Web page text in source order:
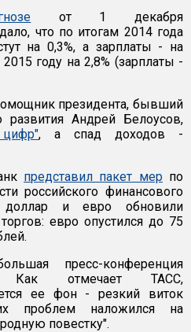
от 1 декабря
что по итогам 2014 года
на 0,3%, а зарплаты - на
году на 2,8% (зарплаты -
президента, бывший
развития Андрей Белоусов,
, а спад доходов -
представил пакет мерпо
российского финансового
доллар и евро обновили
евро опустился до 75
пресс-конференция
Как отмечает ТАСС,
ее фон - резкий виток
проблем наложился на
повестку".